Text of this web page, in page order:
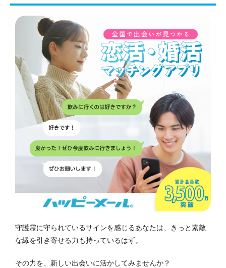
守護霊に守られているサインを感じるあなたは、きっと素敵
な縁を引き寄せる力も持っているはず。
その力を、新しい出会いに活かしてみませんか？